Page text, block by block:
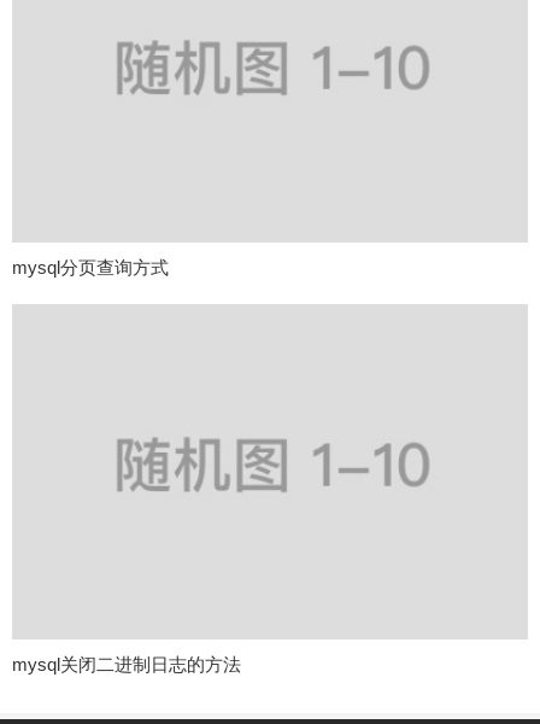
mysql分页查询方式
mysql关闭二进制日志的方法